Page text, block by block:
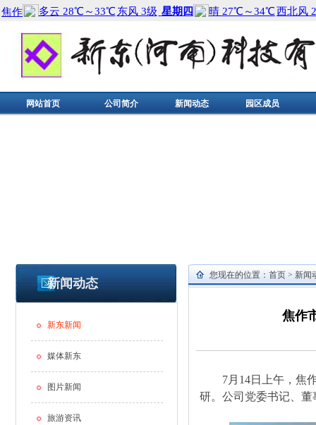
网站首页 公司简介 新闻动态 园区成员
新闻动态
新东新闻
媒体新东
图片新闻
旅游资讯
您现在的位置： 首页 > 新闻
焦作
7月14日上午，焦作
研。公司党委书记、